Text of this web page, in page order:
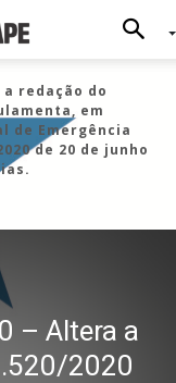
a redação do
em
de Emergência
de 20 de junho
– Altera a
2020